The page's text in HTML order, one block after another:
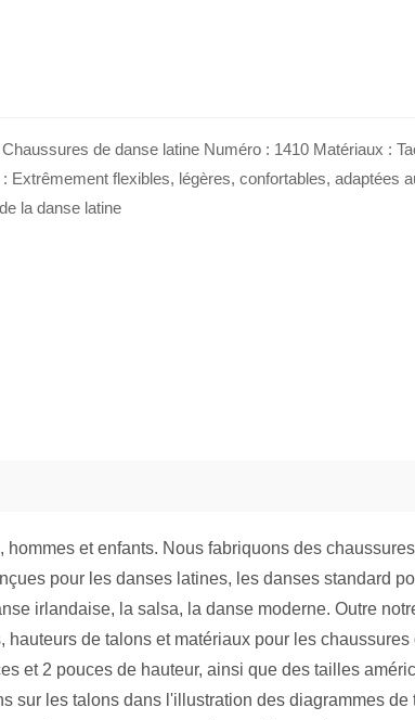
de danse latine Numéro : 1410 Matériaux :
Extrêmement flexibles, légères, confortables, adaptées
la danse latine
et enfants. Nous fabriquons des
pour les danses latines, les danses standard
irlandaise, la salsa, la danse moderne. Outre
de talons et matériaux pour les chaussures
et 2 pouces de hauteur, ainsi que des tailles
sur les talons dans l'illustration des diagrammes de